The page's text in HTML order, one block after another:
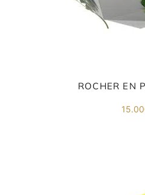
ROCHER EN
15.00